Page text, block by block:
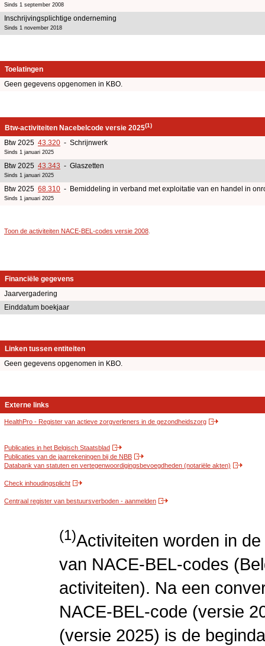
Sinds 1 september 2008
Inschrijvingsplichtige onderneming
Sinds 1 november 2018
Toelatingen
Geen gegevens opgenomen in KBO.
Btw-activiteiten Nacebelcode versie 2025(1)
Btw 2025 43.320 - Schrijnwerk
Sinds 1 januari 2025
Btw 2025 43.343 - Glaszetten
Sinds 1 januari 2025
Btw 2025 68.310 - Bemiddeling in verband met exploitatie van en handel in
Sinds 1 januari 2025
Toon de activiteiten NACE-BEL-codes versie 2008
Financiële gegevens
Jaarvergadering
Einddatum boekjaar
Linken tussen entiteiten
Geen gegevens opgenomen in KBO.
Externe links
HealthPro - Register van actieve zorgverleners in de gezondheidszorg
Publicaties in het Belgisch Staatsblad
Publicaties van de jaarrekeningen bij de NBB
Databank van statuten en vertegenwoordigingsbevoegdheden (notariële akten)
Check inhoudingsplicht
Centraal register van bestuursverboden - aanmelden
(1)Activiteiten worden in
van NACE-BEL-codes
activiteiten). Na een
NACE-BEL-code (versie
(versie 2025) is de